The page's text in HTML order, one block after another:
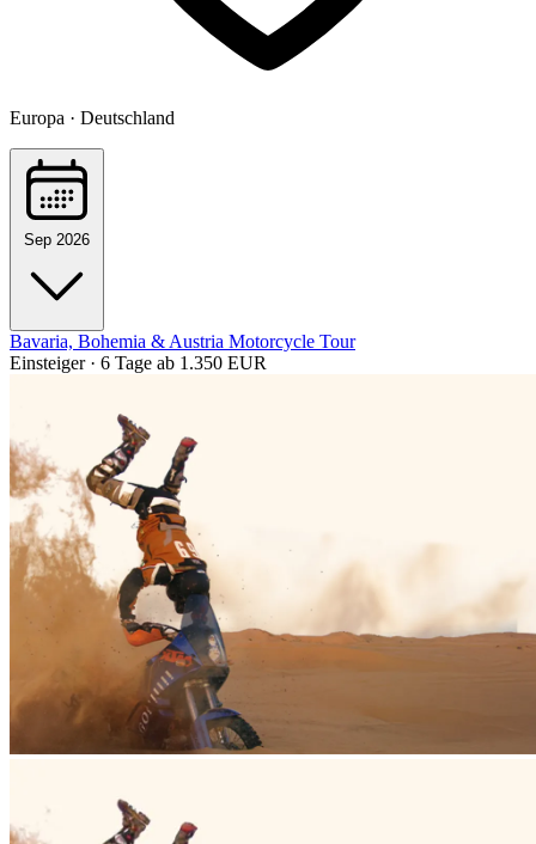
Europa · Deutschland
Sep 2026
Bavaria, Bohemia & Austria Motorcycle Tour
Einsteiger · 6 Tage ab 1.350 EUR